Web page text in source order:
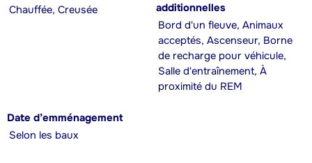
Chauffée, Creusée
additionnelles
Bord d'un fleuve, Animaux
acceptés, Ascenseur, Borne
de recharge pour véhicule,
Salle d'entraînement, À
proximité du REM
Date d’emménagement
Selon les baux